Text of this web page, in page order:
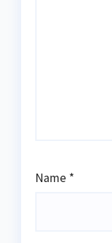
Name *